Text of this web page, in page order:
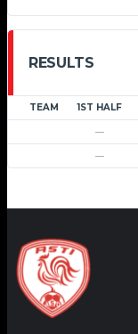
RESULTS
TEAM 1ST HALF
—
—